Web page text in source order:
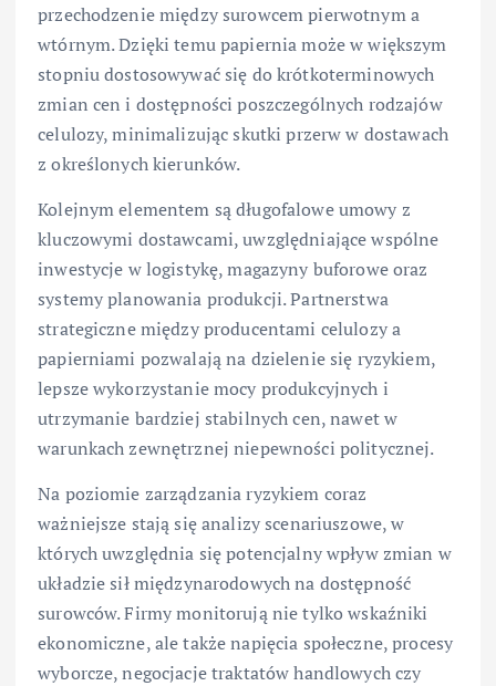
przechodzenie między surowcem pierwotnym a
wtórnym. Dzięki temu papiernia może w większym
stopniu dostosowywać się do krótkoterminowych
zmian cen i dostępności poszczególnych rodzajów
celulozy, minimalizując skutki przerw w dostawach
z określonych kierunków.
Kolejnym elementem są długofalowe umowy z
kluczowymi dostawcami, uwzględniające wspólne
inwestycje w logistykę, magazyny buforowe oraz
systemy planowania produkcji. Partnerstwa
strategiczne między producentami celulozy a
papierniami pozwalają na dzielenie się ryzykiem,
lepsze wykorzystanie mocy produkcyjnych i
utrzymanie bardziej stabilnych cen, nawet w
warunkach zewnętrznej niepewności politycznej.
Na poziomie zarządzania ryzykiem coraz
ważniejsze stają się analizy scenariuszowe, w
których uwzględnia się potencjalny wpływ zmian w
układzie sił międzynarodowych na dostępność
surowców. Firmy monitorują nie tylko wskaźniki
ekonomiczne, ale także napięcia społeczne, procesy
wyborcze, negocjacje traktatów handlowych czy